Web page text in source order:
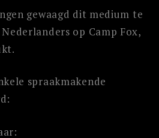
gewaagd dit medium te
op Camp Fox,
spraakmakende